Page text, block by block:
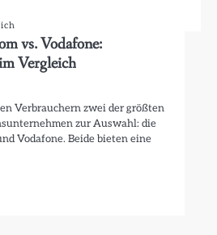
vs. Vodafone:
Vergleich
Verbrauchern zwei der größten
zur Auswahl: die
Vodafone. Beide bieten eine